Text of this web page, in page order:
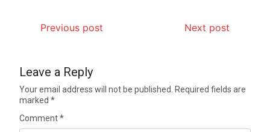
Previous post Next post
Leave a Reply
Your email address will not be published. Required fields are
marked*
Comment*